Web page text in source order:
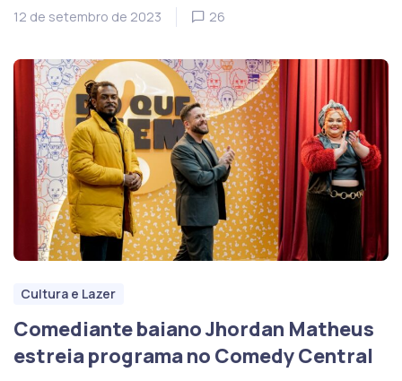
12 de setembro de 2023 26
Cultura e Lazer
Comediante baiano Jhordan Matheus
estreia programa no Comedy Central